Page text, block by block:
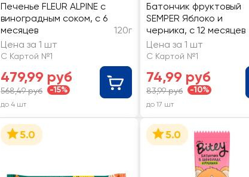
Печенье FLEUR ALPINE с
виноградным соком, с 6
месяцев
120г
Цена за 1 шт
С Картой №1
479,99 руб
568,49 руб -15%
до 4 шт
Батончик фруктовый
SEMPER Яблоко и
черника, с 12 месяцев
Цена за 1 шт
С Картой №1
74,99 руб
83,99 руб -10%
до 17 шт
5.0 5.0